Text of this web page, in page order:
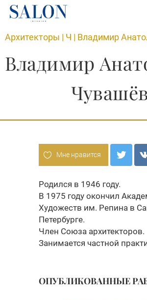
Архитекторы | Ч | Владимир
Владимир
Мне нравится
Родился в 1946 году.
В 1975 году окончил
Художеств им. Репина в
Петербурге.
Член Союза архитекторов.
Занимается частной
ОПУБЛИКОВАННЫЕ